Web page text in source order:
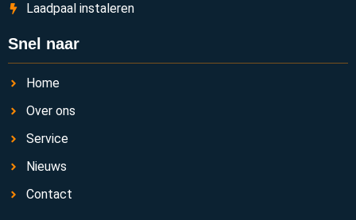
Laadpaal instaleren
Snel naar
Home
Over ons
Service
Nieuws
Contact